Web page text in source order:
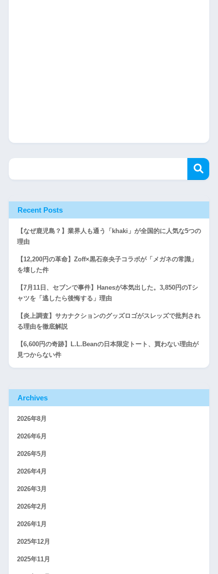
Recent Posts
【なぜ鹿児島？】業界人も通う「khaki」が全国的に人気な5つの
理由
【12,200円の革命】Zoff×黒石奈央子コラボが「メガネの常識」
を壊した件
【7月11日、セブンで事件】Hanesが本気出した。3,850円のTシ
ャツを「逃したら後悔する」理由
【炎上調査】サカナクションのグッズロゴがスレッズで批判され
る理由を徹底解説
【6,600円の奇跡】L.L.Beanの日本限定トート、買わない理由が
見つからない件
Archives
2026年8月
2026年6月
2026年5月
2026年4月
2026年3月
2026年2月
2026年1月
2025年12月
2025年11月